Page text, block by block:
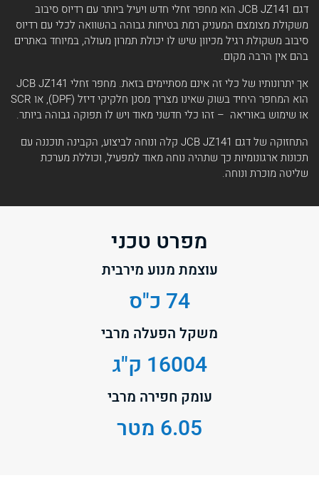
דגם JCB JZ141 הוא מחפר זחלי חדש ויעיל ביותר עם רדיוס סיבוב
משקולת מצומצם המעניק רמת בטיחות גבוהה בהשוואה לכלי עם רדיוס
סיבוב משקולת רגיל מכיוון שיש לו יכולת תמרון מעולה, במיוחד באתרים
בהם אין הרבה מקום.
אך יתרונותיו של כלי זה אינם מסתיימים בזאת. מחפר זחלי JCB JZ141
הוא המחפר היחיד בשוק שאינו מצריך מסנן חלקיקי דיזל (DPF), או SCR
או שימוש באוריאה – זהו כלי חדשני מאוד ויש לו תפוקה גבוהה ביותר.
התחזוקה של דגם JCB JZ141 קלה ונוחה לביצוע, הקבינה תוכננה עם
תכונות ארגונומיות כך שתהיה נוחה מאוד למפעיל, וכוללת מערכת
שליטה מוכרת ונוחה.
מפרט טכני
עוצמת מנוע מירבית
74 כ"ס
משקל הפעלה מרבי
16004 ק"ג
עומק חפירה מרבי
6.05 מטר